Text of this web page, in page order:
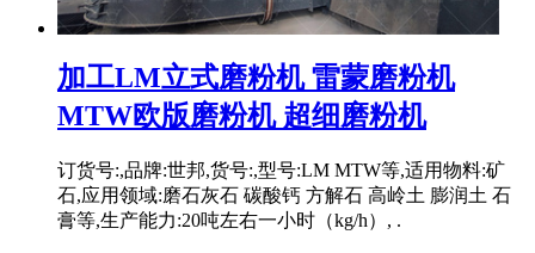
加工LM立式磨粉机 雷蒙磨粉机
MTW欧版磨粉机 超细磨粉机
订货号:,品牌:世邦,货号:,型号:LM MTW等,适用物料:矿
石,应用领域:磨石灰石 碳酸钙 方解石 高岭土 膨润土 石
膏等,生产能力:20吨左右一小时（kg/h）, .